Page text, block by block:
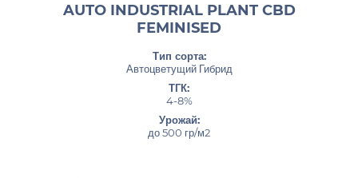
AUTO INDUSTRIAL PLANT CBD
FEMINISED
Тип сорта:
Автоцветущий Гибрид
ТГК:
4-8%
Урожай:
до 500 гр/м2